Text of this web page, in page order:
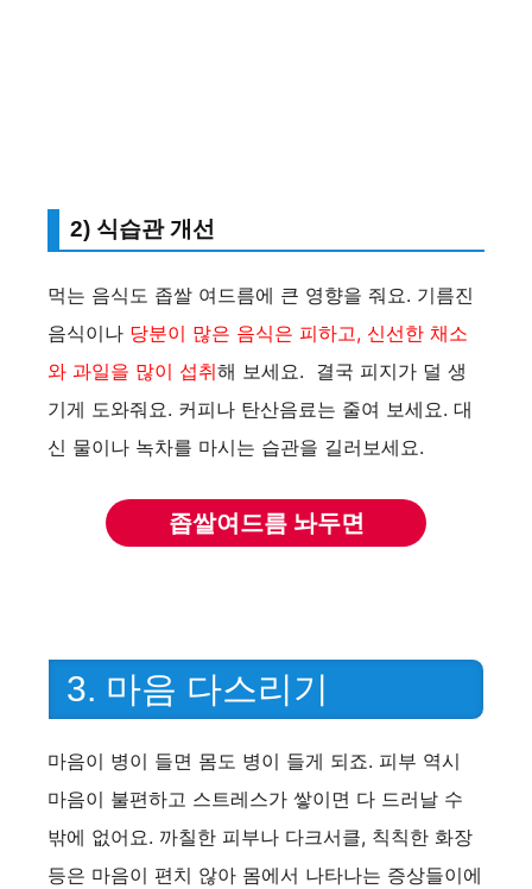
2) 식습관 개선
먹는 음식도 좁쌀 여드름에 큰 영향을 줘요. 기름진
음식이나 당분이 많은 음식은 피하고, 신선한 채소
와 과일을 많이 섭취해 보세요. 결국 피지가 덜 생
기게 도와줘요. 커피나 탄산음료는 줄여 보세요. 대
신 물이나 녹차를 마시는 습관을 길러보세요.
좁쌀여드름 놔두면
3. 마음 다스리기
마음이 병이 들면 몸도 병이 들게 되죠. 피부 역시
마음이 불편하고 스트레스가 쌓이면 다 드러날 수
밖에 없어요. 까칠한 피부나 다크서클, 칙칙한 화장
등은 마음이 편치 않아 몸에서 나타나는 증상들이에